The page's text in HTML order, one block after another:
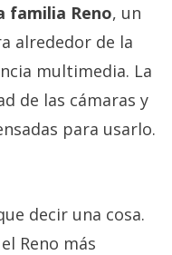
familia Reno, un
alrededor de la
multimedia. La
de las cámaras y
para usarlo.
decir una cosa.
Reno más